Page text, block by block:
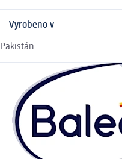
Vyrobeno v
Pakistán